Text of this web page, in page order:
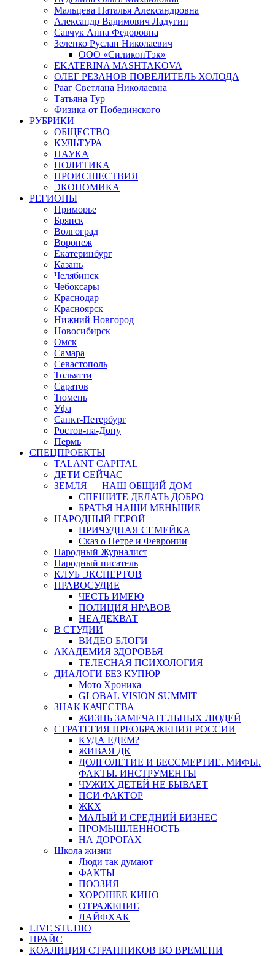
Мальцева Наталья Александровна
Александр Вадимович Ладугин
Савчук Анна Федоровна
Зеленко Руслан Николаевич
ООО «СиликонТэк»
EKATERINA MASHTAKOVA
ОЛЕГ РЕЗАНОВ ПОВЕЛИТЕЛЬ ХОЛОДА
Рааг Светлана Николаевна
Татьяна Тур
Физика от Побединского
РУБРИКИ
ОБЩЕСТВО
КУЛЬТУРА
НАУКА
ПОЛИТИКА
ПРОИСШЕСТВИЯ
ЭКОНОМИКА
РЕГИОНЫ
Приморье
Брянск
Волгоград
Воронеж
Екатеринбург
Казань
Челябинск
Чебоксары
Краснодар
Красноярск
Нижний Новгород
Новосибирск
Омск
Самара
Севастополь
Тольятти
Саратов
Тюмень
Уфа
Санкт-Петербург
Ростов-на-Дону
Пермь
СПЕЦПРОЕКТЫ
TALANT CAPITAL
ДЕТИ СЕЙЧАС
ЗЕМЛЯ — НАШ ОБЩИЙ ДОМ
СПЕШИТЕ ДЕЛАТЬ ДОБРО
БРАТЬЯ НАШИ МЕНЬШИЕ
НАРОДНЫЙ ГЕРОЙ
ПРИЧУДНАЯ СЕМЕЙКА
Сказ о Петре и Февронии
Народный Журналист
Народный писатель
КЛУБ ЭКСПЕРТОВ
ПРАВОСУДИЕ
ЧЕСТЬ ИМЕЮ
ПОЛИЦИЯ НРАВОВ
НЕАДЕКВАТ
В СТУДИИ
ВИДЕО БЛОГИ
АКАДЕМИЯ ЗДОРОВЬЯ
ТЕЛЕСНАЯ ПСИХОЛОГИЯ
ДИАЛОГИ БЕЗ КУПЮР
Мото Хроника
GLOBAL VISION SUMMIT
ЗНАК КАЧЕСТВА
ЖИЗНЬ ЗАМЕЧАТЕЛЬНЫХ ЛЮДЕЙ
СТРАТЕГИЯ ПРЕОБРАЖЕНИЯ РОССИИ
КУДА ЕДЕМ?
ЖИВАЯ ДК
ДОЛГОЛЕТИЕ И БЕССМЕРТИЕ. МИФЫ.
ФАКТЫ. ИНСТРУМЕНТЫ
ЧУЖИХ ДЕТЕЙ НЕ БЫВАЕТ
ПСИ ФАКТОР
ЖКХ
МАЛЫЙ И СРЕДНИЙ БИЗНЕС
ПРОМЫШЛЕННОСТЬ
НА ДОРОГАХ
Школа жизни
Люди так думают
ФАКТЫ
ПОЭЗИЯ
ХОРОШЕЕ КИНО
ОТРАЖЕНИЕ
ЛАЙФХАК
LIVE STUDIO
ПРАЙС
КОАЛИЦИЯ СТРАННИКОВ ВО ВРЕМЕНИ